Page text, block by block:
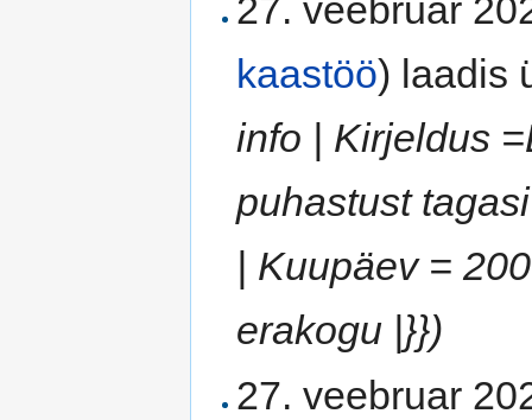
27. veebruar
kaastöö) laadis
info | Kirjeldus
puhastust
| Kuupäev =
erakogu |}})
27. veebruar